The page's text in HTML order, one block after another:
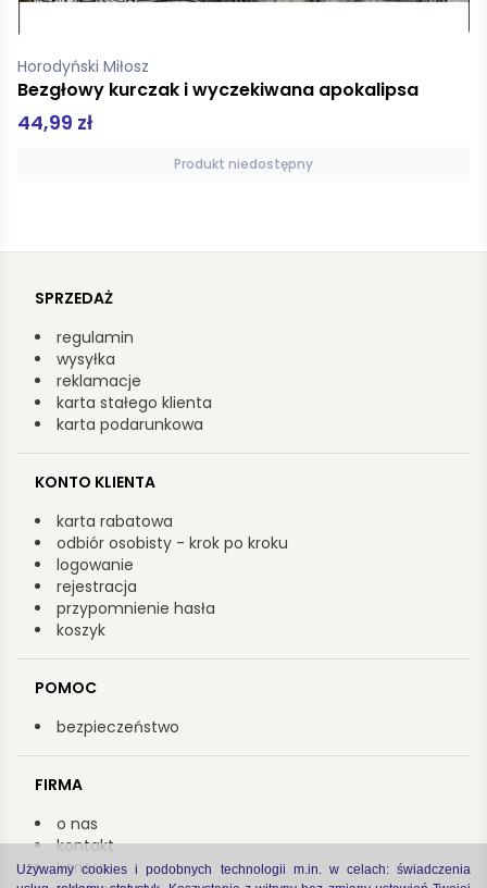
Używamy cookies i podobnych technologii m.in. w celach: świadczenia
Żulczyk Jakub
Ślepnąc od świateł pocket
15,00 zł
Produkt niedostępny
SPRZEDAŻ
regulamin
wysyłka
reklamacje
karta stałego klienta
karta podarunkowa
KONTO KLIENTA
karta rabatowa
odbiór osobisty - krok po kroku
logowanie
rejestracja
przypomnienie hasła
koszyk
POMOC
bezpieczeństwo
FIRMA
o nas
kontakt
kariera